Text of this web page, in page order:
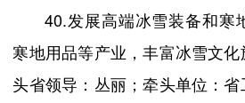
40.发展高端冰雪装备和寒
寒地用品等产业，丰富冰雪文
头省领导：丛丽；牵头单位：